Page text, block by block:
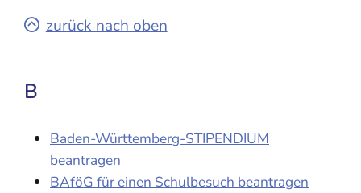
zurück nach oben
B
Baden-Württemberg-STIPENDIUM
beantragen
BAföG für einen Schulbesuch beantragen